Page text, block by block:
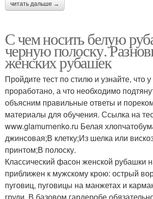
читать дальше →
С чем носить белую
черную полоску.
женских рубашек
Пройдите тест по стилю и узнайте, что
проработано, а что необходимо
объясним правильные ответы и
материалы для обучения. Ссылка на
www.glamurnenko.ru Белая
джинсовая;В клетку;Из шелка или
принтом;В полоску.
Классический фасон женской рубашки
приближен к мужскому крою: острый
пуговиц, пуговицы на манжетах и